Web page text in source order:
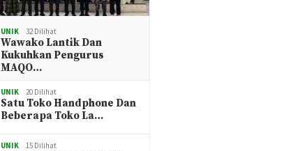
UNIK 32 Dilihat
Wawako Lantik Dan
Kukuhkan Pengurus
MAQO…
UNIK 20 Dilihat
Satu Toko Handphone Dan
Beberapa Toko La…
UNIK 15 Dilihat